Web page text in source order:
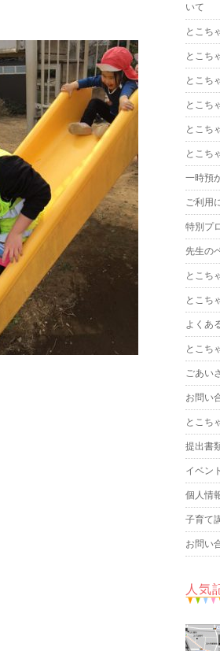
いて
とこち
とこち
とこち
とこち
とこち
とこち
一時預
ご利用
特別プ
先生の
とこち
とこち
よくあ
とこち
ごあい
お問い
とこち
提出書
イベン
個人情
子育て
お問い
人気